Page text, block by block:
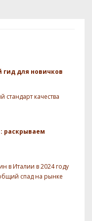
для новичков
стандарт качества
раскрываем
в Италии в 2024 году
спад на рынке